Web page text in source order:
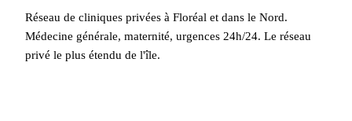
Réseau de cliniques privées à Floréal et dans le Nord.
Médecine générale, maternité, urgences 24h/24. Le réseau
privé le plus étendu de l'île.